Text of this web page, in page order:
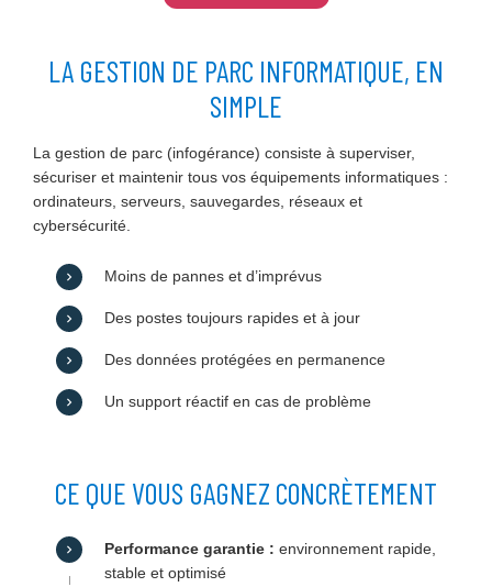
LA GESTION DE PARC INFORMATIQUE, EN
SIMPLE
La gestion de parc (infogérance) consiste à superviser,
sécuriser et maintenir tous vos équipements informatiques :
ordinateurs, serveurs, sauvegardes, réseaux et
cybersécurité.
Moins de pannes et d’imprévus
Des postes toujours rapides et à jour
Des données protégées en permanence
Un support réactif en cas de problème
CE QUE VOUS GAGNEZ CONCRÈTEMENT
Performance garantie : environnement rapide,
stable et optimisé